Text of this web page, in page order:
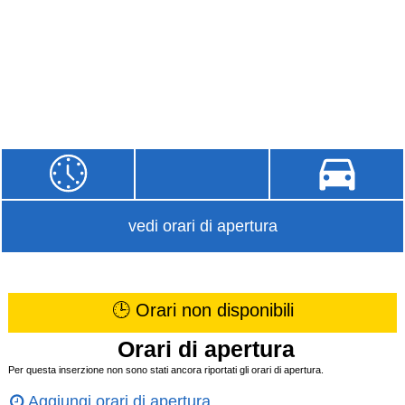
vedi orari di apertura
🕒 Orari non disponibili
Orari di apertura
Per questa inserzione non sono stati ancora riportati gli orari di apertura.